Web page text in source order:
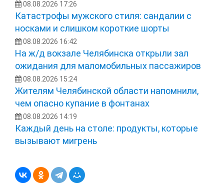
08.08.2026 17:26
Катастрофы мужского стиля: сандалии с
носками и слишком короткие шорты
08.08.2026 16:42
На ж/д вокзале Челябинска открыли зал
ожидания для маломобильных пассажиров
08.08.2026 15:24
Жителям Челябинской области напомнили,
чем опасно купание в фонтанах
08.08.2026 14:19
Каждый день на столе: продукты, которые
вызывают мигрень